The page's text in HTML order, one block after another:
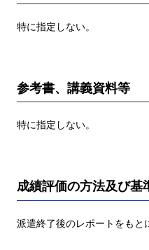
特に指定しない。
参考書、講義資料等
特に指定しない。
成績評価の方法及び基
派遣終了後のレポートをもと